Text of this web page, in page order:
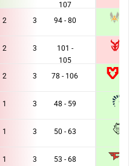
107
2 3 94 - 80
2 3
101 -
105
2 3 78 - 106
1 3 48 - 59
1 3 50 - 63
1 3 53 - 68